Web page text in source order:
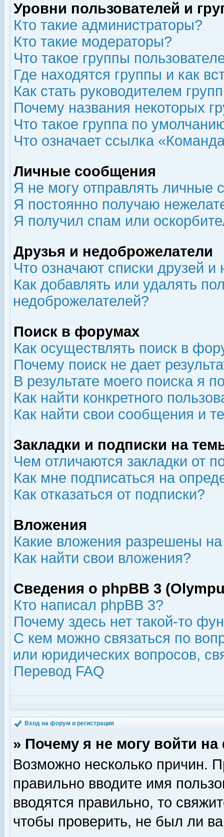
Уровни пользователей и
Кто такие администраторы?
Кто такие модераторы?
Что такое группы
Где находятся группы и как
Как стать руководителем
Почему названия некоторых
Что такое группа по
Что означает ссылка
Личные сообщения
Я не могу отправлять личные
Я постоянно получаю
Я получил спам или
Друзья и недоброжелатели
Что означают списки друзей
Как добавлять или удалять
недоброжелателей?
Поиск в форумах
Как осуществлять поиск в
Почему поиск не дает
В результате моего поиска я
Как найти конкретного
Как найти свои сообщения и
Закладки и подписки на
Чем отличаются закладки от
Как мне подписаться на
Как отказаться от подписки?
Вложения
Какие вложения разрешены
Как найти свои вложения?
Сведения о phpBB 3
Кто написал phpBB 3?
Почему здесь нет такой-то
С кем можно связаться по
или юридических вопросов,
Перевод FAQ
Вход на форум и регистрация
» Почему я не могу войти
Возможно несколько причин.
правильно вводите имя
вводятся правильно, то
чтобы проверить, не был ли